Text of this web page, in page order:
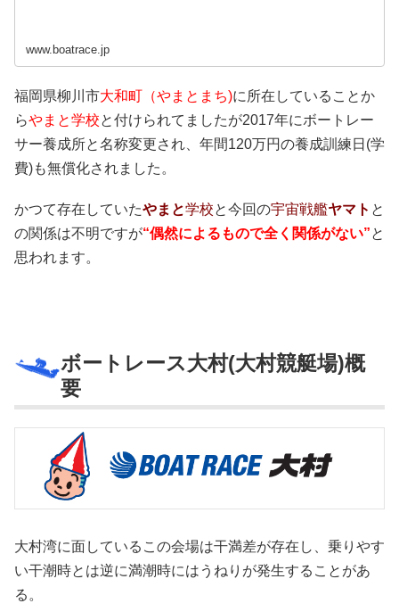
www.boatrace.jp
福岡県柳川市大和町（やまとまち)に所在していることか
らやまと学校と付けられてましたが2017年にボートレー
サー養成所と名称変更され、年間120万円の養成訓練日(学
費)も無償化されました。
かつて存在していたやまと学校と今回の宇宙戦艦ヤマト と
の関係は不明ですが“偶然によるもので全く関係がない”と
思われます。
ボートレース大村(大村競艇場)概
要
大村湾に面しているこの会場は干満差が存在し、乗りやす
い干潮時とは逆に満潮時にはうねりが発生することがあ
る。